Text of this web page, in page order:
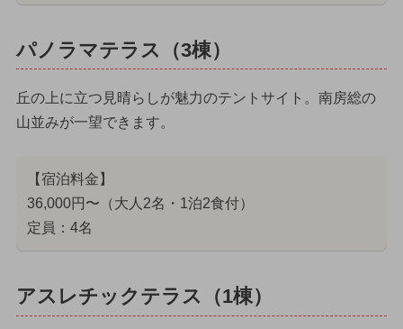
パノラマテラス（3棟）
丘の上に立つ見晴らしが魅力のテントサイト。南房総の
山並みが一望できます。
【宿泊料金】
36,000円〜（大人2名・1泊2食付）
定員：4名
アスレチックテラス（1棟）